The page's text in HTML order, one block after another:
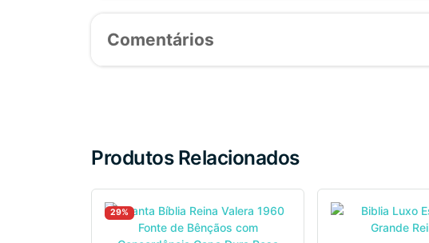
Comentários
Produtos Relacionados
29%